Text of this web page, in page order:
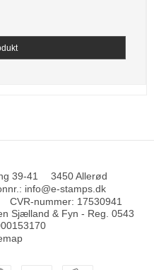
39-41
3450 Allerød
: info@e-stamps.dk
CVR-nummer: 17530941
Sjælland & Fyn - Reg. 0543